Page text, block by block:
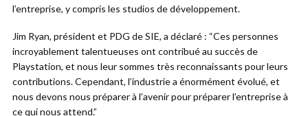
l’entreprise, y compris les studios de développement.
Jim Ryan, président et PDG de SIE, a déclaré : “Ces personnes
incroyablement talentueuses ont contribué au succès de
Playstation, et nous leur sommes très reconnaissants pour leurs
contributions. Cependant, l’industrie a énormément évolué, et
nous devons nous préparer à l’avenir pour préparer l’entreprise à
ce qui nous attend.”